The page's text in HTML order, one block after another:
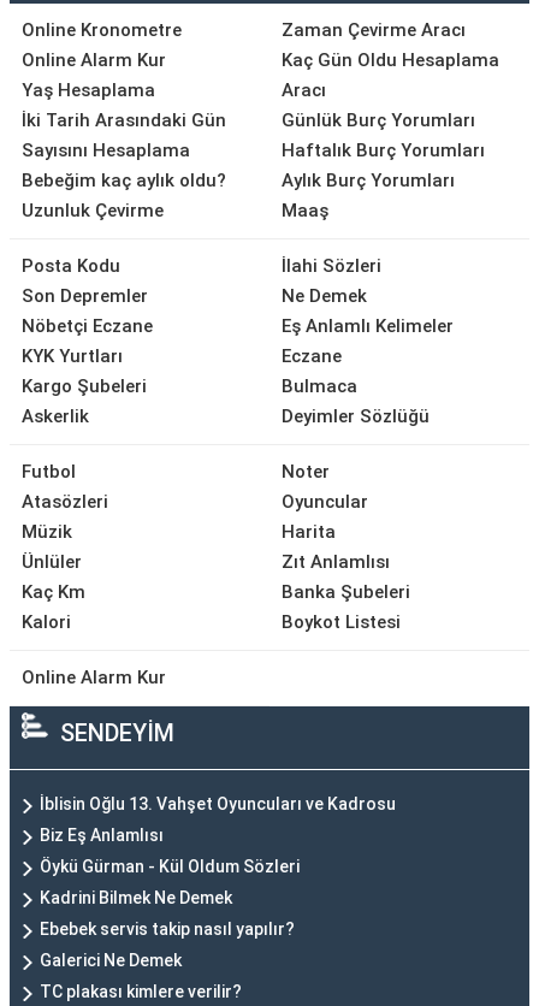
Online Kronometre
Online Alarm Kur
Yaş Hesaplama
İki Tarih Arasındaki Gün
Sayısını Hesaplama
Bebeğim kaç aylık oldu?
Uzunluk Çevirme
Zaman Çevirme Aracı
Kaç Gün Oldu Hesaplama
Aracı
Günlük Burç Yorumları
Haftalık Burç Yorumları
Aylık Burç Yorumları
Maaş
Posta Kodu
Son Depremler
Nöbetçi Eczane
KYK Yurtları
Kargo Şubeleri
Askerlik
İlahi Sözleri
Ne Demek
Eş Anlamlı Kelimeler
Eczane
Bulmaca
Deyimler Sözlüğü
Futbol
Atasözleri
Müzik
Ünlüler
Kaç Km
Kalori
Noter
Oyuncular
Harita
Zıt Anlamlısı
Banka Şubeleri
Boykot Listesi
Online Alarm Kur
SENDEYİM
İblisin Oğlu 13. Vahşet Oyuncuları ve Kadrosu
Biz Eş Anlamlısı
Öykü Gürman - Kül Oldum Sözleri
Kadrini Bilmek Ne Demek
Ebebek servis takip nasıl yapılır?
Galerici Ne Demek
TC plakası kimlere verilir?